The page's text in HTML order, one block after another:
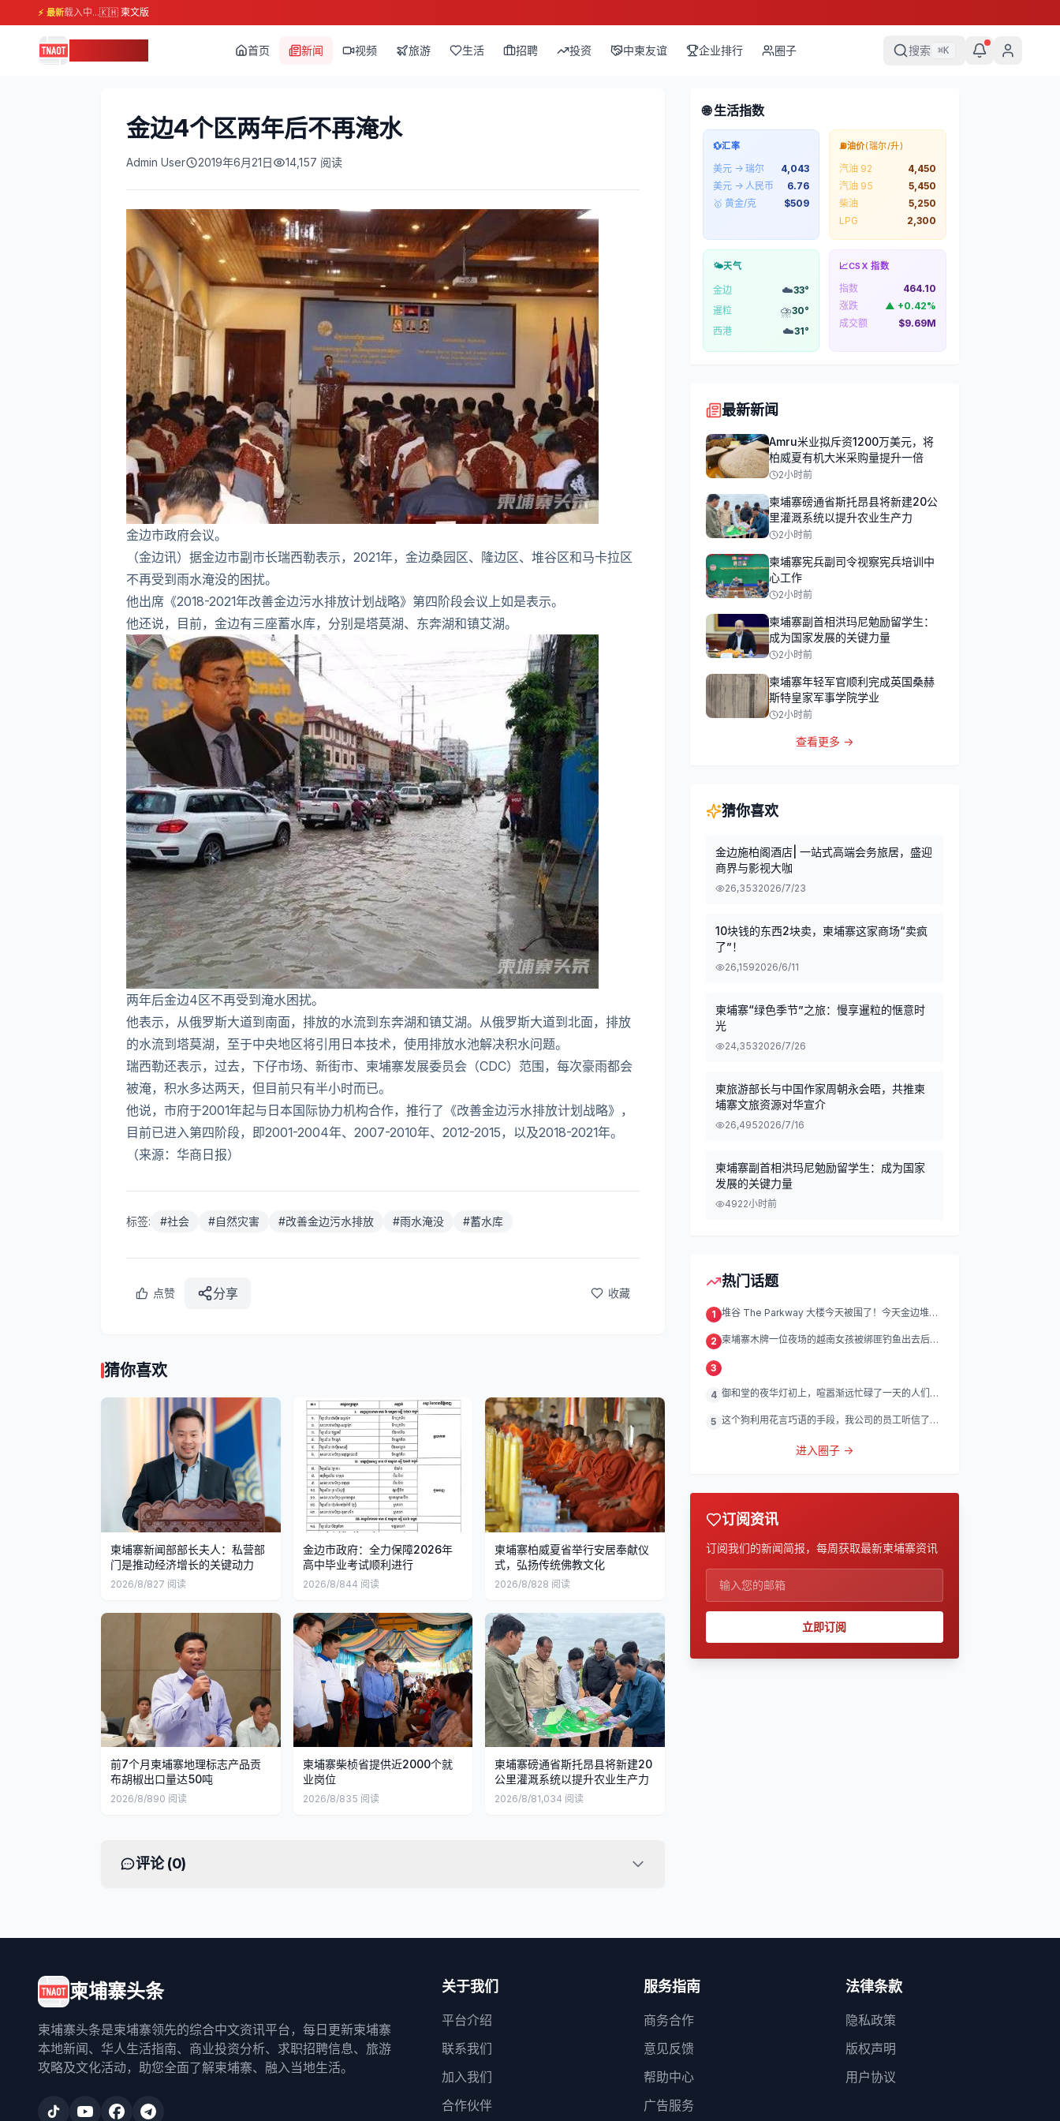
⚡ 最新载入中...🇰🇭 柬文版
首页 新闻 视频 旅游 生活 招聘 投资 中柬友谊 企业排行 圈子 搜索 ⌘K
金边4个区两年后不再淹水
Admin User 2019年6月21日 14,157 阅读
金边市政府会议。
（金边讯）据金边市副市长瑞西勒表示，2021年，金边桑园区、隆边区、堆谷区和马卡拉区
不再受到雨水淹没的困扰。
他出席《2018-2021年改善金边污水排放计划战略》第四阶段会议上如是表示。
他还说，目前，金边有三座蓄水库，分别是塔莫湖、东奔湖和镇艾湖。
两年后金边4区不再受到淹水困扰。
他表示，从俄罗斯大道到南面，排放的水流到东奔湖和镇艾湖。从俄罗斯大道到北面，排放
的水流到塔莫湖，至于中央地区将引用日本技术，使用排放水池解决积水问题。
瑞西勒还表示，过去，下仔市场、新街市、柬埔寨发展委员会（CDC）范围，每次豪雨都会
被淹，积水多达两天，但目前只有半小时而已。
他说，市府于2001年起与日本国际协力机构合作，推行了《改善金边污水排放计划战略》，
目前已进入第四阶段，即2001-2004年、2007-2010年、2012-2015，以及2018-2021年。
（来源：华商日报）
标签: #社会 #自然灾害 #改善金边污水排放 #雨水淹没 #蓄水库
点赞 分享 收藏
猜你喜欢
柬埔寨新闻部部长夫人：私营部
门是推动经济增长的关键动力
2026/8/827 阅读
金边市政府：全力保障2026年
高中毕业考试顺利进行
2026/8/844 阅读
柬埔寨柏威夏省举行安居奉献仪
式，弘扬传统佛教文化
2026/8/828 阅读
前7个月柬埔寨地理标志产品贡
布胡椒出口量达50吨
2026/8/890 阅读
柬埔寨柴桢省提供近2000个就
业岗位
2026/8/835 阅读
柬埔寨磅通省斯托昂县将新建20
公里灌溉系统以提升农业生产力
2026/8/81,034 阅读
评论 (0)
🌐 生活指数
💱汇率
美元 → 瑞尔
4,043
美元 → 人民币
6.76
🥇 黄金/克
$509
⛽油价(瑞尔/升)
汽油 92
4,450
汽油 95
5,450
柴油
5,250
LPG
2,300
🌤️天气
金边 ☁️33°
暹粒
⛈️30°
西港
☁️31°
📈CSX 指数
指数
464.10
涨跌
▲ +0.42%
成交额
$9.69M
最新新闻
Amru米业拟斥资1200万美元，将
柏威夏有机大米采购量提升一倍
2小时前
柬埔寨磅通省斯托昂县将新建20公
里灌溉系统以提升农业生产力
2小时前
柬埔寨宪兵副司令视察宪兵培训中
心工作
2小时前
柬埔寨副首相洪玛尼勉励留学生：
成为国家发展的关键力量
2小时前
柬埔寨年轻军官顺利完成英国桑赫
斯特皇家军事学院学业
2小时前
查看更多 →
猜你喜欢
金边施柏阁酒店| 一站式高端会务旅居，盛迎
商界与影视大咖
26,3532026/7/23
10块钱的东西2块卖，柬埔寨这家商场“卖疯
了”！
26,1592026/6/11
柬埔寨“绿色季节”之旅：慢享暹粒的惬意时
光
24,3532026/7/26
柬旅游部长与中国作家周朝永会晤，共推柬
埔寨文旅资源对华宣介
26,4952026/7/16
柬埔寨副首相洪玛尼勉励留学生：成为国家
发展的关键力量
4922小时前
热门话题
1 堆谷 The Parkway 大楼今天被围了！今天金边堆谷
2 柬埔寨木牌一位夜场的越南女孩被绑匪钓鱼出去后遭
3
4 御和堂的夜华灯初上，喧嚣渐远忙碌了一天的人们渐
5 这个狗利用花言巧语的手段，我公司的员工听信了他
进入圈子 →
订阅资讯
订阅我们的新闻简报，每周获取最新柬埔寨资讯
立即订阅
柬埔寨头条
柬埔寨头条是柬埔寨领先的综合中文资讯平台，每日更新柬埔寨
本地新闻、华人生活指南、商业投资分析、求职招聘信息、旅游
攻略及文化活动，助您全面了解柬埔寨、融入当地生活。
关于我们
平台介绍
联系我们
加入我们
合作伙伴
服务指南
商务合作
意见反馈
帮助中心
广告服务
法律条款
隐私政策
版权声明
用户协议